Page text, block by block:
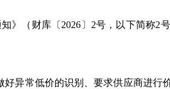
》（财库〔2026〕2号，以下简称
异常低价的识别、要求供应商进